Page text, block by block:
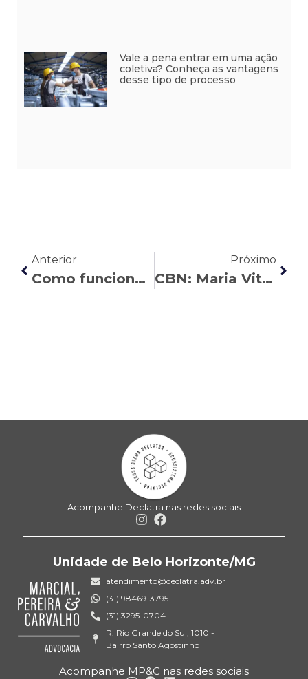
Vale a pena entrar em uma ação
coletiva? Conheça as vantagens
desse tipo de processo
Anterior
Como funciona a contribuição do INSS para quem é MEI e CLT
Próximo
CBN: Maria Vitória analisa as causas da desigualdade salarial no Paraná
Acompanhe Declatra nas redes sociais
Unidade de Belo Horizonte/MG
atendimento@declatra.adv.br
(31) 98469-3795
(31) 3295-0704
R. Rio Grande do Sul, 1010 -
Bairro Santo Agostinho
Acompanhe MP&C nas redes sociais